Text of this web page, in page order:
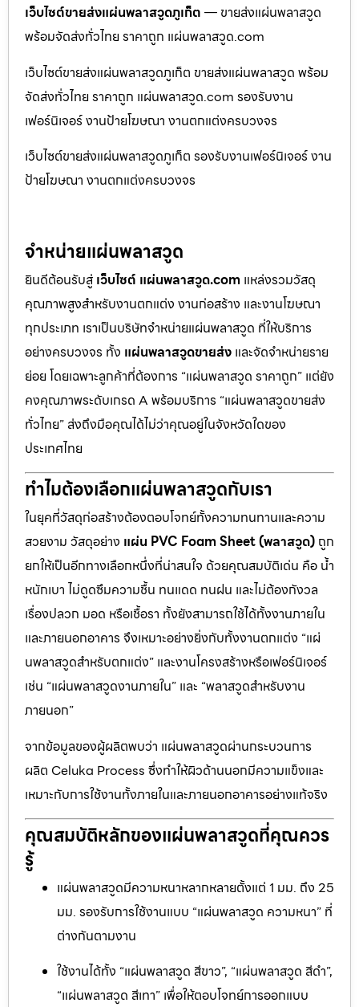
เว็บไซต์ขายส่งแผ่นพลาสวูดภูเก็ต — ขายส่งแผ่นพลาสวูด
พร้อมจัดส่งทั่วไทย ราคาถูก แผ่นพลาสวูด.com
เว็บไซต์ขายส่งแผ่นพลาสวูดภูเก็ต ขายส่งแผ่นพลาสวูด พร้อม
จัดส่งทั่วไทย ราคาถูก แผ่นพลาสวูด.com รองรับงาน
เฟอร์นิเจอร์ งานป้ายโฆษณา งานตกแต่งครบวงจร
เว็บไซต์ขายส่งแผ่นพลาสวูดภูเก็ต รองรับงานเฟอร์นิเจอร์ งาน
ป้ายโฆษณา งานตกแต่งครบวงจร
จำหน่ายแผ่นพลาสวูด
ยินดีต้อนรับสู่ เว็บไซต์ แผ่นพลาสวูด.com แหล่งรวมวัสดุ
คุณภาพสูงสำหรับงานตกแต่ง งานก่อสร้าง และงานโฆษณา
ทุกประเภท เราเป็นบริษัทจำหน่ายแผ่นพลาสวูด ที่ให้บริการ
อย่างครบวงจร ทั้ง แผ่นพลาสวูดขายส่ง และจัดจำหน่ายราย
ย่อย โดยเฉพาะลูกค้าที่ต้องการ “แผ่นพลาสวูด ราคาถูก” แต่ยัง
คงคุณภาพระดับเกรด A พร้อมบริการ “แผ่นพลาสวูดขายส่ง
ทั่วไทย” ส่งถึงมือคุณได้ไม่ว่าคุณอยู่ในจังหวัดใดของ
ประเทศไทย
ทำไมต้องเลือกแผ่นพลาสวูดกับเรา
ในยุคที่วัสดุก่อสร้างต้องตอบโจทย์ทั้งความทนทานและความ
สวยงาม วัสดุอย่าง แผ่น PVC Foam Sheet (พลาสวูด) ถูก
ยกให้เป็นอีกทางเลือกหนึ่งที่น่าสนใจ ด้วยคุณสมบัติเด่น คือ น้ำ
หนักเบา ไม่ดูดซึมความชื้น ทนแดด ทนฝน และไม่ต้องกังวล
เรื่องปลวก มอด หรือเชื้อรา ทั้งยังสามารถใช้ได้ทั้งงานภายใน
และภายนอกอาคาร จึงเหมาะอย่างยิ่งกับทั้งงานตกแต่ง “แผ่
นพลาสวูดสำหรับตกแต่ง” และงานโครงสร้างหรือเฟอร์นิเจอร์
เช่น “แผ่นพลาสวูดงานภายใน” และ “พลาสวูดสำหรับงาน
ภายนอก”
จากข้อมูลของผู้ผลิตพบว่า แผ่นพลาสวูดผ่านกระบวนการ
ผลิต Celuka Process ซึ่งทำให้ผิวด้านนอกมีความแข็งและ
เหมาะกับการใช้งานทั้งภายในและภายนอกอาคารอย่างแท้จริง
คุณสมบัติหลักของแผ่นพลาสวูดที่คุณควร
รู้
แผ่นพลาสวูดมีความหนาหลากหลายตั้งแต่ 1 มม. ถึง 25
มม. รองรับการใช้งานแบบ “แผ่นพลาสวูด ความหนา” ที่
ต่างกันตามงาน
ใช้งานได้ทั้ง “แผ่นพลาสวูด สีขาว”, “แผ่นพลาสวูด สีดำ”,
“แผ่นพลาสวูด สีเทา” เพื่อให้ตอบโจทย์การออกแบบ